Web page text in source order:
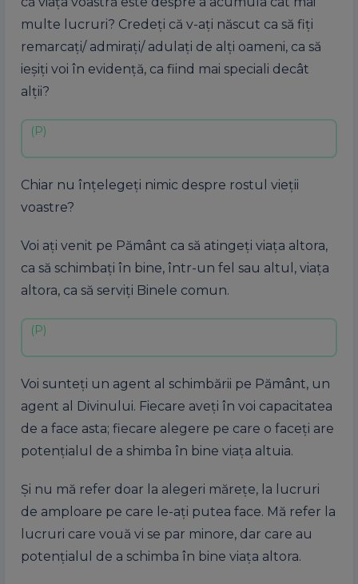
multe lucruri? Credeți că v-ați născut ca să fiți
remarcați/ admirați/ adulați de alți oameni, ca să
ieșiți voi în evidență, ca fiind mai speciali decât
alții?
Chiar nu înțelegeți nimic despre rostul vieții
voastre?
Voi ați venit pe Pământ ca să atingeți viața altora,
ca să schimbați în bine, într-un fel sau altul, viața
altora, ca să serviți Binele comun.
Voi sunteți un agent al schimbării pe Pământ, un
agent al Divinului. Fiecare aveți în voi capacitatea
de a face asta; fiecare alegere pe care o faceți are
potențialul de a shimba în bine viața altuia.
Și nu mă refer doar la alegeri mărețe, la lucruri
de amploare pe care le-ați putea face. Mă refer la
lucruri care vouă vi se par minore, dar care au
potențialul de a schimba în bine viața altora.